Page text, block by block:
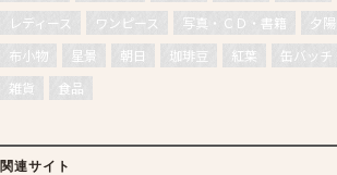
レディース
ワンピース 写真・ＣＤ・書籍 夕陽
布小物
星景 朝日 珈琲豆 紅葉 缶バッチ
雑貨
食品
関連サイト